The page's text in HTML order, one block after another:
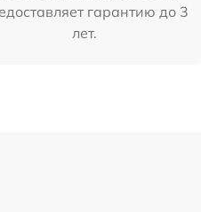
гарантию до 3
лет.